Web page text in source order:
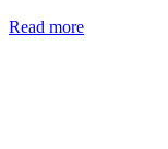
Read more